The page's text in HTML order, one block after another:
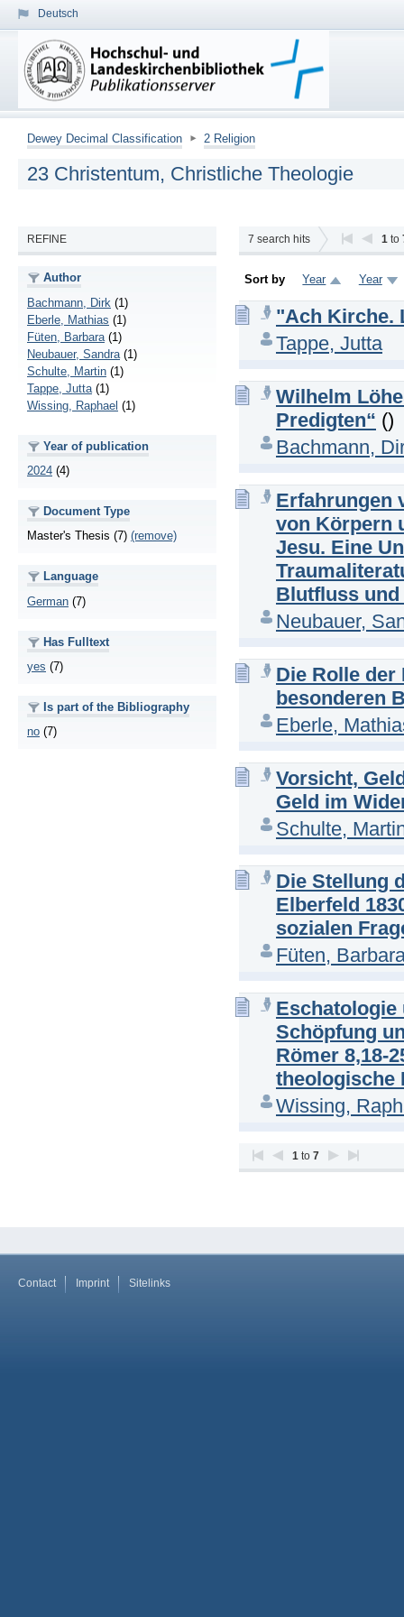
Deutsch
Dewey Decimal Classification 2 Religion
23 Christentum, Christliche Theologie
REFINE
Author
Bachmann, Dirk (1)
Eberle, Mathias (1)
Füten, Barbara (1)
Neubauer, Sandra (1)
Schulte, Martin (1)
Tappe, Jutta (1)
Wissing, Raphael (1)
Year of publication
2024 (4)
Document Type
Master's Thesis (7) (remove)
Language
German (7)
Has Fulltext
yes (7)
Is part of the Bibliography
no (7)
7 search hits 1 to
Sort by Year Year
"Ach Kirche.
Tappe, Jutta
Wilhelm
Predigten“ ()
Bachmann,
Erfahrungen
von Körpern
Jesu. Eine
Blutfluss und
Neubauer,
Die Rolle der
besonderen
Eberle,
Vorsicht,
Geld im
Schulte,
Die Stellung
Elberfeld
sozialen
Füten,
Eschatologie
Schöpfung
Römer 8,18-
theologische
Wissing,
1 to 7
Contact Imprint Sitelinks